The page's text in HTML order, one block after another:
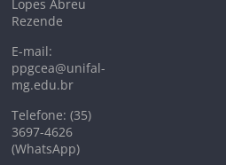
Lopes Abreu
Rezende
E-mail:
ppgcea@unifal-
mg.edu.br
Telefone: (35)
3697-4626
(WhatsApp)